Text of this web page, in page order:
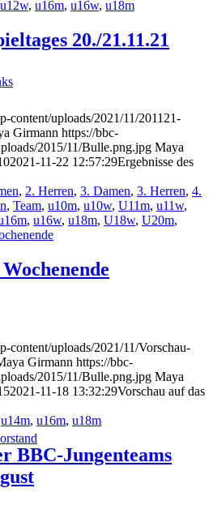
u12w, u16m, u16w, u18m
20./21.11.21
content/uploads/2021/11/201121-
Girmann https://bbc-
2015/11/Bulle.png.jpg Maya
2021-11-22 12:57:29Ergebnisse des
, 2. Herren, 3. Damen, 3. Herren, 4.
, Team, u10m, u10w, U11m, u11w,
, u16w, u18m, U18w, U20m,
content/uploads/2021/11/Vorschau-
Girmann https://bbc-
2015/11/Bulle.png.jpg Maya
2021-11-18 13:32:29Vorschau auf das
u14m, u16m, u18m
BBC-Jungenteams